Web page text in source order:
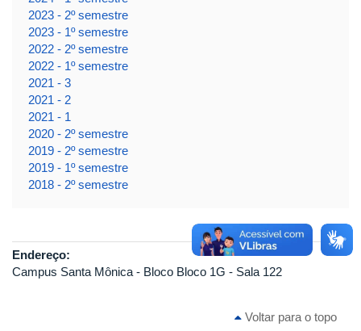
2023 - 2º semestre
2023 - 1º semestre
2022 - 2º semestre
2022 - 1º semestre
2021 - 3
2021 - 2
2021 - 1
2020 - 2º semestre
2019 - 2º semestre
2019 - 1º semestre
2018 - 2º semestre
Endereço:
Campus Santa Mônica - Bloco Bloco 1G - Sala 122
Voltar para o topo